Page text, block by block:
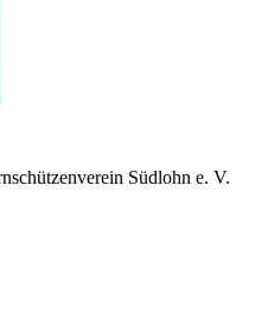
Südlohn e. V.